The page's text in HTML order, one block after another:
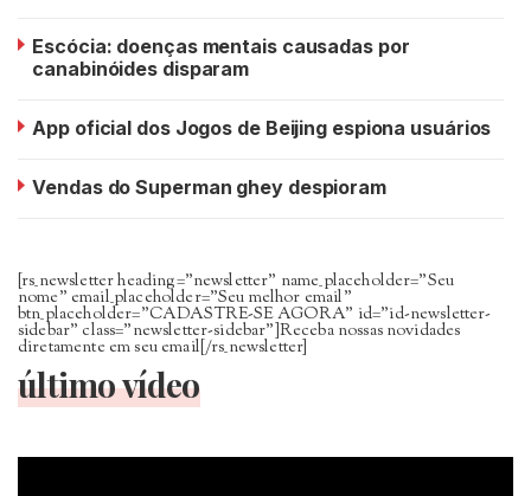
Escócia: doenças mentais causadas por
canabinóides disparam
App oficial dos Jogos de Beijing espiona usuários
Vendas do Superman ghey despioram
[rs_newsletter heading=”newsletter” name_placeholder=”Seu
nome” email_placeholder=”Seu melhor email”
btn_placeholder=”CADASTRE-SE AGORA” id=”id-newsletter-
sidebar” class=”newsletter-sidebar”]Receba nossas novidades
diretamente em seu email[/rs_newsletter]
último vídeo
Tocador